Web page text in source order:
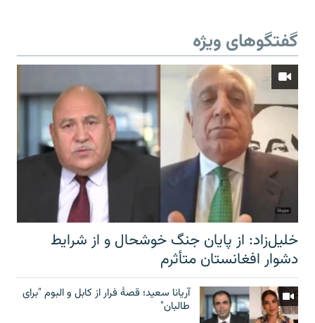
گفتگوهای ویژه
خلیل‌زاد: از پایان جنگ خوشحال و از شرایط
دشوار افغانستان متأثرم
آریانا سعید؛ قصۀ فرار از کابل و البوم "برای
طالبان"